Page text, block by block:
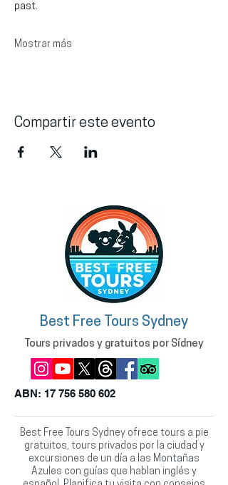
past.
Mostrar más
Compartir este evento
Best Free Tours Sydney
Tours privados y gratuitos por Sídney
ABN: 17 756 580 602
Best Free Tours Sydney ofrece tours a pie
gratuitos, tours privados por la ciudad y
excursiones de un día a las Montañas
Azules con guías que hablan inglés y